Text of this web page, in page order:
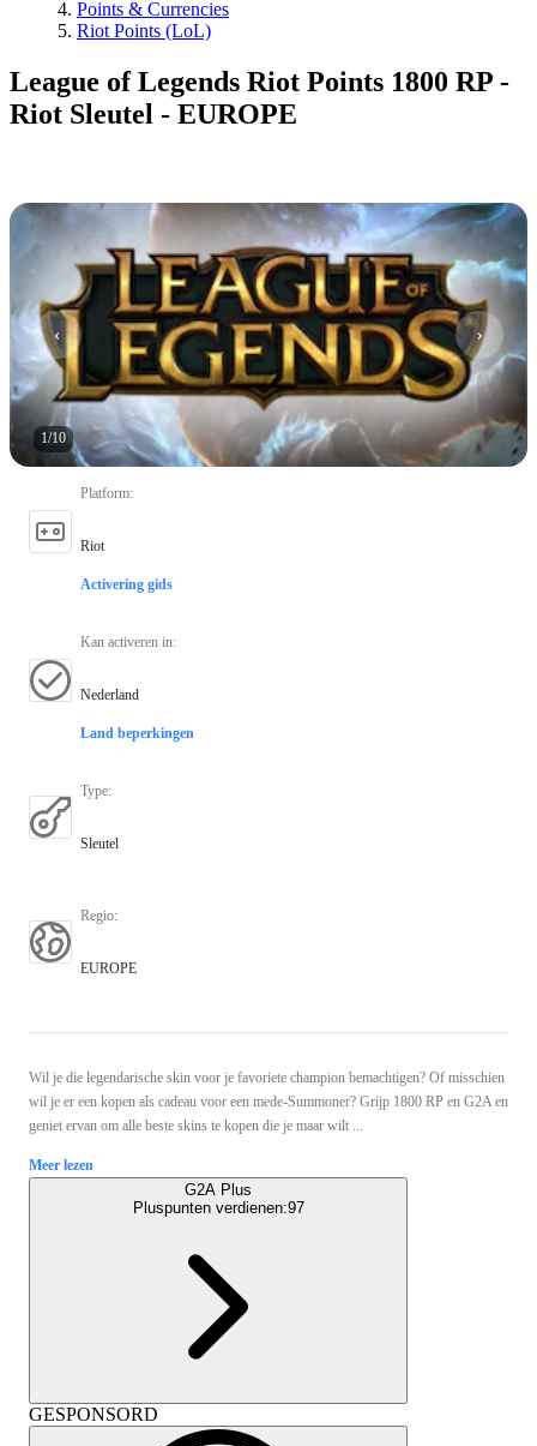
Points & Currencies
Riot Points (LoL)
League of Legends Riot Points 1800 RP -
Riot Sleutel - EUROPE
1/10
Platform:
Riot
Activering gids
Kan activeren in:
Nederland
Land beperkingen
Type:
Sleutel
Regio:
EUROPE
Wil je die legendarische skin voor je favoriete champion bemachtigen? Of misschien
wil je er een kopen als cadeau voor een mede-Summoner? Grijp 1800 RP en G2A en
geniet ervan om alle beste skins te kopen die je maar wilt ...
Meer lezen
G2A Plus
Pluspunten verdienen:97
GESPONSORD